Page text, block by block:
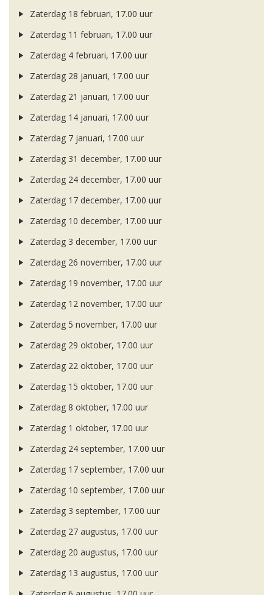
Zaterdag 18 februari, 17.00 uur
Zaterdag 11 februari, 17.00 uur
Zaterdag 4 februari, 17.00 uur
Zaterdag 28 januari, 17.00 uur
Zaterdag 21 januari, 17.00 uur
Zaterdag 14 januari, 17.00 uur
Zaterdag 7 januari, 17.00 uur
Zaterdag 31 december, 17.00 uur
Zaterdag 24 december, 17.00 uur
Zaterdag 17 december, 17.00 uur
Zaterdag 10 december, 17.00 uur
Zaterdag 3 december, 17.00 uur
Zaterdag 26 november, 17.00 uur
Zaterdag 19 november, 17.00 uur
Zaterdag 12 november, 17.00 uur
Zaterdag 5 november, 17.00 uur
Zaterdag 29 oktober, 17.00 uur
Zaterdag 22 oktober, 17.00 uur
Zaterdag 15 oktober, 17.00 uur
Zaterdag 8 oktober, 17.00 uur
Zaterdag 1 oktober, 17.00 uur
Zaterdag 24 september, 17.00 uur
Zaterdag 17 september, 17.00 uur
Zaterdag 10 september, 17.00 uur
Zaterdag 3 september, 17.00 uur
Zaterdag 27 augustus, 17.00 uur
Zaterdag 20 augustus, 17.00 uur
Zaterdag 13 augustus, 17.00 uur